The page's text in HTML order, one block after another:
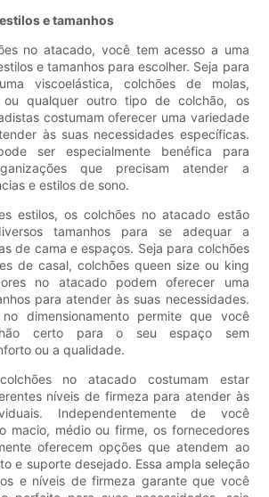
e tamanhos
no atacado, você tem acesso a uma
e tamanhos para escolher. Seja para
viscoelástica, colchões de molas,
ou qualquer outro tipo de colchão, os
costumam oferecer uma variedade
às suas necessidades específicas.
ser especialmente benéfica para
que precisam atender a
e estilos de sono.
estilos, os colchões no atacado estão
tamanhos para se adequar a
de cama e espaços. Seja para colchões
de casal, colchões queen size ou king
no atacado podem oferecer uma
para atender às suas necessidades.
dimensionamento permite que você
certo para o seu espaço sem
ou a qualidade.
no atacado costumam estar
níveis de firmeza para atender às
Independentemente de você
macio, médio ou firme, os fornecedores
oferecem opções que atendem ao
e suporte desejado. Essa ampla seleção
e níveis de firmeza garante que você